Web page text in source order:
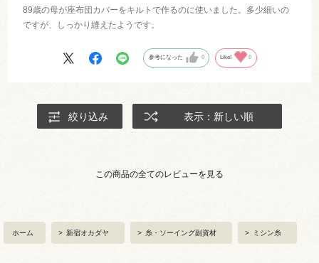
89歳の母が座布団カバーをキルトで作るのに使いました。多少細いの
ですが、しっかり縫えたようです。
参考になった 0 Like! 0
絞り込み 表示：新しい順
この商品の全てのレビューを見る
ホーム > 新宿オカダヤ > 糸・ソーイング副資材 > ミシン糸